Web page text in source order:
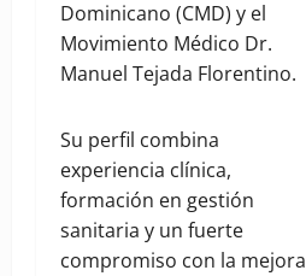
Dominicano (CMD) y el
Movimiento Médico Dr.
Manuel Tejada Florentino.
Su perfil combina
experiencia clínica,
formación en gestión
sanitaria y un fuerte
compromiso con la mejora